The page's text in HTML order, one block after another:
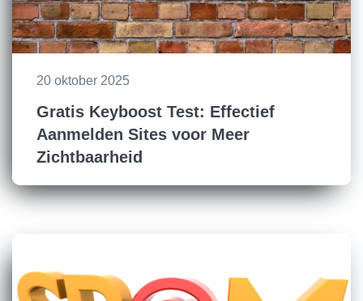
20 oktober 2025
Gratis Keyboost Test: Effectief
Aanmelden Sites voor Meer
Zichtbaarheid